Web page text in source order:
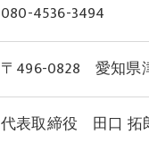
080-4536-3494
〒496-0828 愛知県
代表取締役 田口 拓